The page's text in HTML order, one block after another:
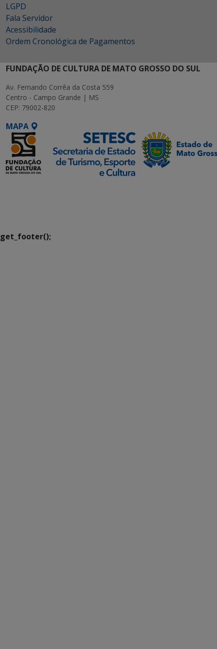
LGPD
Fala Servidor
Acessibilidade
Ordem Cronológica de Pagamentos
FUNDAÇÃO DE CULTURA DE MATO GROSSO DO SUL
Av. Fernando Corrêa da Costa 559
Centro - Campo Grande | MS
CEP: 79002-820
MAPA
get_footer();